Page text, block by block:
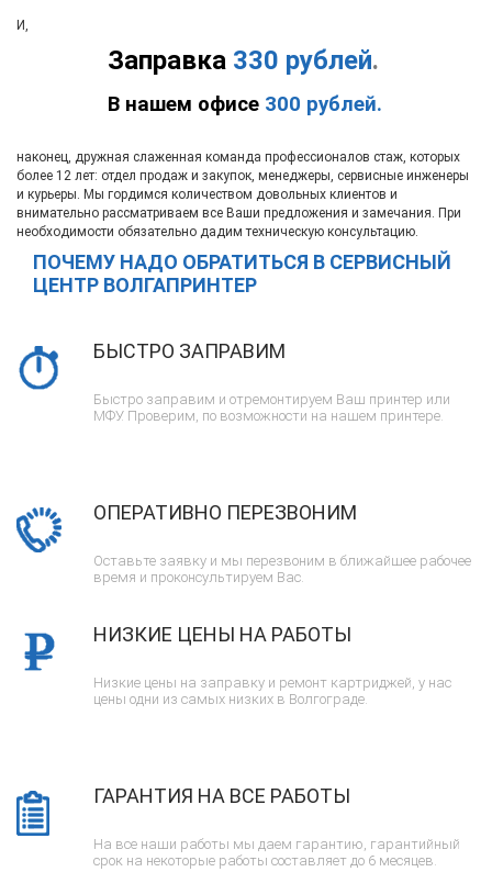
Заправка 330 рублей.
В нашем офисе 300 рублей.
И,
наконец, дружная слаженная команда профессионалов стаж, которых
более 12 лет: отдел продаж и закупок, менеджеры, сервисные инженеры
и курьеры. Мы гордимся количеством довольных клиентов и
внимательно рассматриваем все Ваши предложения и замечания. При
необходимости обязательно дадим техническую консультацию.
ПОЧЕМУ НАДО ОБРАТИТЬСЯ В СЕРВИСНЫЙ
ЦЕНТР ВОЛГАПРИНТЕР
БЫСТРО ЗАПРАВИМ
Быстро заправим и отремонтируем Ваш принтер или
МФУ. Проверим, по возможности на нашем принтере.
ОПЕРАТИВНО ПЕРЕЗВОНИМ
Оставьте заявку и мы перезвоним в ближайшее рабочее
время и проконсультируем Вас.
НИЗКИЕ ЦЕНЫ НА РАБОТЫ
Низкие цены на заправку и ремонт картриджей, у нас
цены одни из самых низких в Волгограде.
ГАРАНТИЯ НА ВСЕ РАБОТЫ
На все наши работы мы даем гарантию, гарантийный
срок на некоторые работы составляет до 6 месяцев.